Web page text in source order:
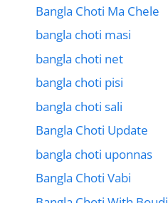
Bangla Choti Ma Chele
bangla choti masi
bangla choti net
bangla choti pisi
bangla choti sali
Bangla Choti Update
bangla choti uponnas
Bangla Choti Vabi